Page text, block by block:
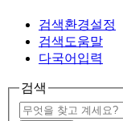
검색환경설정
검색도움말
다국어입력
검색